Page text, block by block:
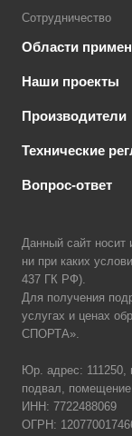
Сотрудничество
Области
Наши проекты
Производители
Технические
Вопрос-ответ
Данный сайт носит
ни при каких
437 ГК РФ).
Для получения
услугах и ценах
СПОРТА».
Юр. адрес: 111250,
подвал,
ИНН: 7722488069
ОГРН: